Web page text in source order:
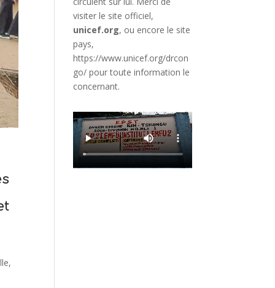
visiter le site officiel,
unicef.org, ou encore le site
pays,
https://www.unicef.org/drcon
go/ pour toute information le
concernant.